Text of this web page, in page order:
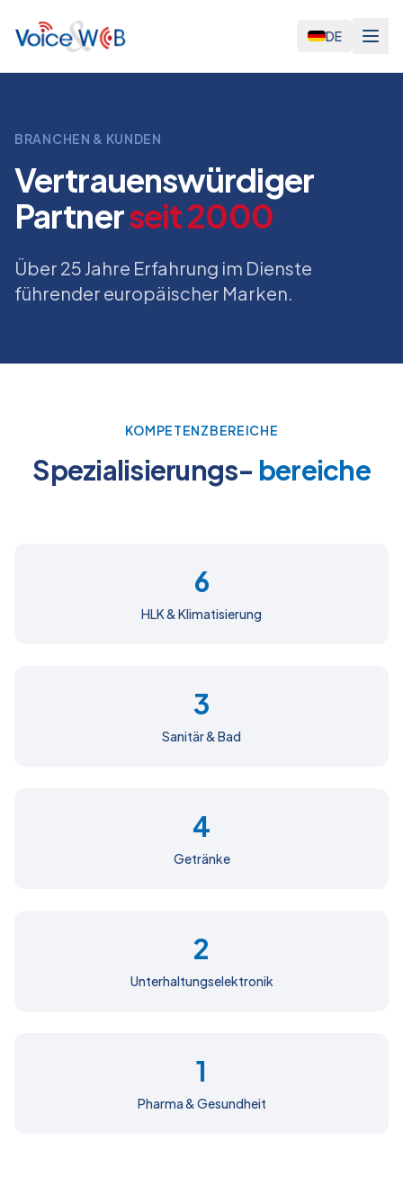
DE
BRANCHEN & KUNDEN
Vertrauenswürdiger
Partnerseit 2000
Über 25 Jahre Erfahrung im Dienste
führender europäischer Marken.
KOMPETENZBEREICHE
Spezialisierungs- bereiche
6
HLK & Klimatisierung
3
Sanitär & Bad
4
Getränke
2
Unterhaltungselektronik
1
Pharma & Gesundheit